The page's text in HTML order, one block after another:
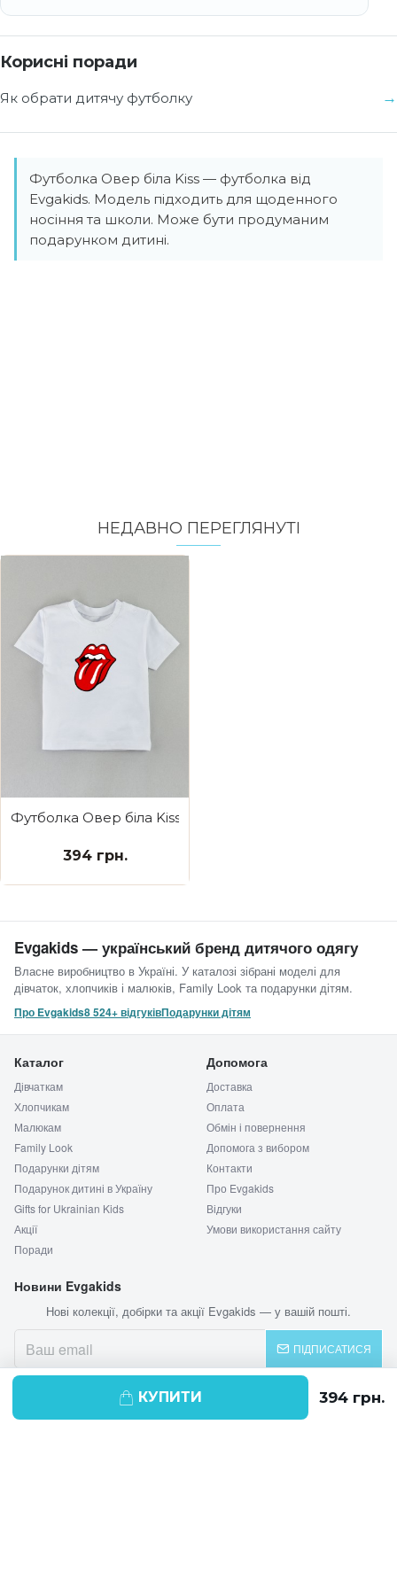
КУПИТИ
Корисні поради
Як обрати дитячу футболку
Футболка Овер біла Kiss — футболка від
Evgakids. Модель підходить для щоденного
носіння та школи. Може бути продуманим
подарунком дитині.
НЕДАВНО ПЕРЕГЛЯНУТI
Футболка Овер біла Kiss
394 грн.
Evgakids — український бренд дитячого одягу
Власне виробництво в Україні. У каталозі зібрані моделі для
дівчаток, хлопчиків і малюків, Family Look та подарунки дітям.
Про Evgakids8 524+ відгуківПодарунки дітям
Каталог
Дівчаткам
Хлопчикам
Малюкам
Family Look
Подарунки дітям
Подарунок дитині в Україну
Gifts for Ukrainian Kids
Акції
Поради
Допомога
Доставка
Оплата
Обмін і повернення
Допомога з вибором
Контакти
Про Evgakids
Відгуки
Умови використання сайту
Новини Evgakids
Нові колекції, добірки та акції Evgakids — у вашій пошті.
ПІДПИСАТИСЯ